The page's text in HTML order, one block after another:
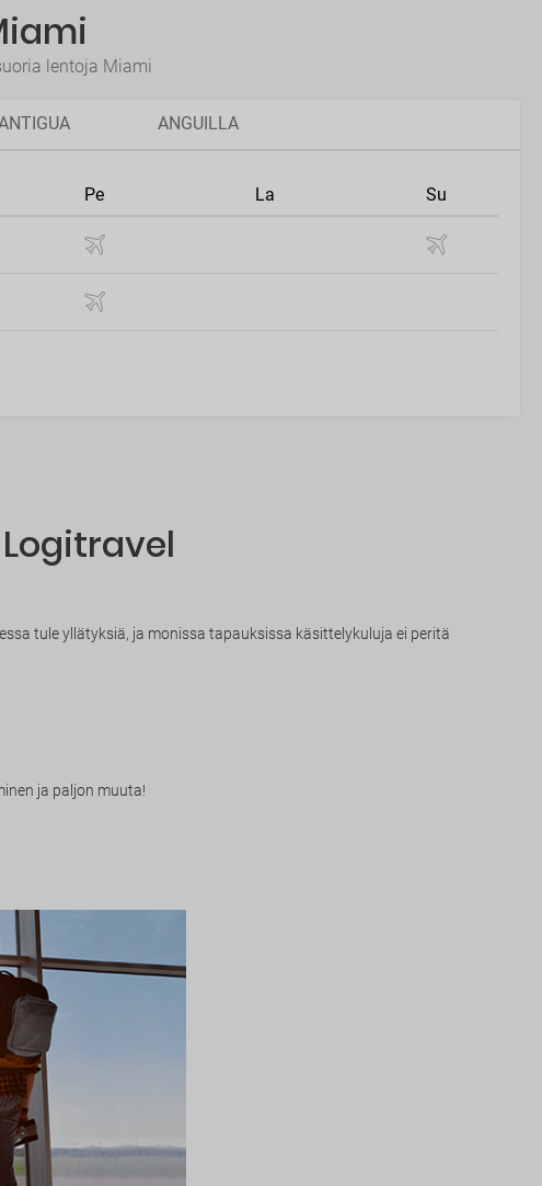
lentoja Miami
ANGUILLA
Pe La Su
tule yllätyksiä, ja monissa tapauksissa käsittelykuluja ei peritä
ja paljon muuta!